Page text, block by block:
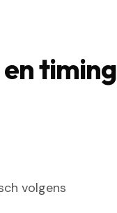
timing
volgens